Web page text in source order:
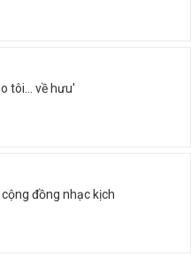
tôi… về hưu'
đồng nhạc kịch